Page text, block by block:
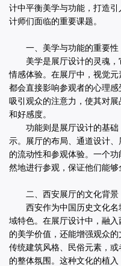
计中平衡美学与功能，打造
计师们面临的重要课题。
一、美学与功能的重要性
美学是展厅设计的灵魂
情感体验。在展厅中，视觉元
都会直接影响参观者的心理
吸引观众的注意力，使其对
和好感度。
功能则是展厅设计的基
示。展厅的布局、通道设计
的流动性和参观体验。一个
然地进行参观，保证他们能够
二、西安展厅的文化背景
西安作为中国历史文化
域特色。在展厅设计中，融
的美学价值，还能增强观众
传统建筑风格、民俗元素，
的整体氛围。这种文化的植